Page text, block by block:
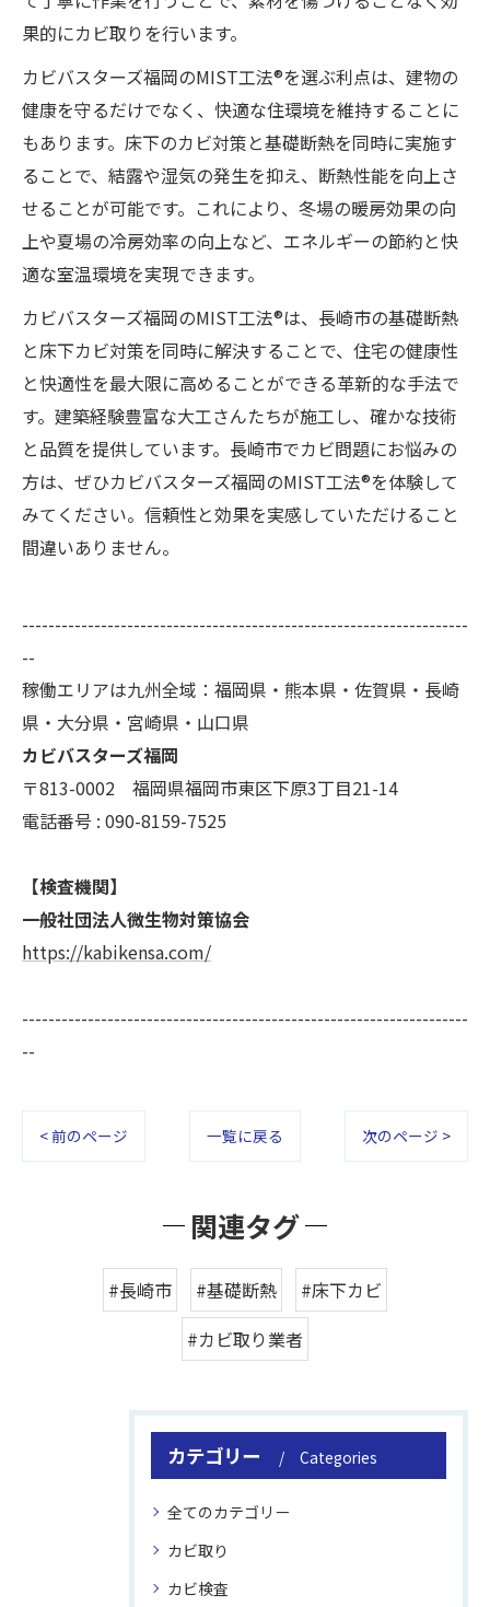
果的にカビ取りを行います。
カビバスターズ福岡のMIST工法®を選ぶ利点は、建物の
健康を守るだけでなく、快適な住環境を維持することに
もあります。床下のカビ対策と基礎断熱を同時に実施す
ることで、結露や湿気の発生を抑え、断熱性能を向上さ
せることが可能です。これにより、冬場の暖房効果の向
上や夏場の冷房効率の向上など、エネルギーの節約と快
適な室温環境を実現できます。
カビバスターズ福岡のMIST工法®は、長崎市の基礎断熱
と床下カビ対策を同時に解決することで、住宅の健康性
と快適性を最大限に高めることができる革新的な手法で
す。建築経験豊富な大工さんたちが施工し、確かな技術
と品質を提供しています。長崎市でカビ問題にお悩みの
方は、ぜひカビバスターズ福岡のMIST工法®を体験して
みてください。信頼性と効果を実感していただけること
間違いありません。
--------------------------------------------------------------------
--
稼働エリアは九州全域：福岡県・熊本県・佐賀県・長崎
県・大分県・宮崎県・山口県
カビバスターズ福岡
〒813-0002 福岡県福岡市東区下原3丁目21-14
電話番号 : 090-8159-7525
【検査機関】
一般社団法人微生物対策協会
https://kabikensa.com/
--------------------------------------------------------------------
--
< 前のページ 一覧に戻る 次のページ >
関連タグ
#長崎市 #基礎断熱
#床下カビ
#カビ取り業者
カテゴリー Categories
全てのカテゴリー
カビ取り
カビ検査